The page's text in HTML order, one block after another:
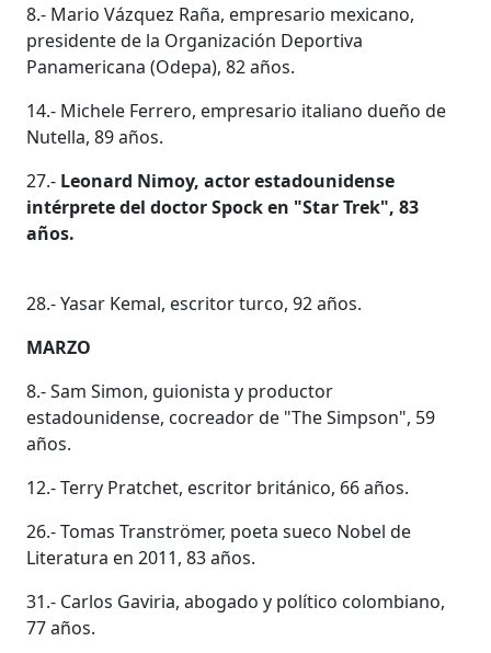
8.- Mario Vázquez Raña, empresario mexicano,
presidente de la Organización Deportiva
Panamericana (Odepa), 82 años.
14.- Michele Ferrero, empresario italiano dueño de
Nutella, 89 años.
27.- Leonard Nimoy, actor estadounidense
intérprete del doctor Spock en "Star Trek", 83
años.
28.- Yasar Kemal, escritor turco, 92 años.
MARZO
8.- Sam Simon, guionista y productor
estadounidense, cocreador de "The Simpson", 59
años.
12.- Terry Pratchet, escritor británico, 66 años.
26.- Tomas Tranströmer, poeta sueco Nobel de
Literatura en 2011, 83 años.
31.- Carlos Gaviria, abogado y político colombiano,
77 años.